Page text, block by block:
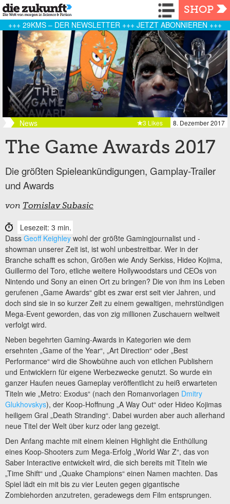
Navigation
SHOP
+++ 29KMS – DER NEWSLETTER +++ JETZT ABONNIEREN +++
News 8. Dezember 2017
3 Likes
The Game Awards 2017
Die größten Spieleankündigungen, Gamplay-Trailer
und Awards
von Tomislav Subasic
Lesezeit: 3 min.
Dass Geoff Keighley wohl der größte Gamingjournalist und -
showman unserer Zeit ist, ist wohl unbestreitbar. Wer in der
Branche schafft es schon, Größen wie Andy Serkiss, Hideo Kojima,
Guillermo del Toro, etliche weitere Hollywoodstars und CEOs von
Nintendo und Sony an einen Ort zu bringen? Die von ihm ins Leben
gerufenen „Game Awards“ gibt es zwar erst seit vier Jahren, und
doch sind sie in so kurzer Zeit zu einem gewaltigen, mehrstündigen
Mega-Event geworden, das von zig millionen Zuschauern weltweit
verfolgt wird.
Neben begehrten Gaming-Awards in Kategorien wie dem
ersehnten „Game of the Year“, „Art Direction“ oder „Best
Performance“ wird die Showbühne auch von etlichen Publishern
und Entwicklern für eigene Werbezwecke genutzt. So wurde ein
ganzer Haufen neues Gameplay veröffentlicht zu heiß erwarteten
Titeln wie „Metro: Exodus“ (nach den Romanvorlagen Dmitry
Glukhovskys), der Koop-Hoffnung „A Way Out“ oder Hideo Kojimas
heiligem Gral „Death Stranding“. Dabei wurden aber auch allerhand
neue Titel der Welt über kurz oder lang gezeigt.
Den Anfang machte mit einem kleinen Highlight die Enthüllung
eines Koop-Shooters zum Mega-Erfolg „World War Z“, das von
Saber Interactive entwickelt wird, die sich bereits mit Titeln wie
„Time Shift“ und „Quake Champions“ einen Namen machten. Das
Spiel lädt ein mit bis zu vier Leuten gegen gigantische
Zombiehorden anzutreten, geradewegs dem Film entsprungen.